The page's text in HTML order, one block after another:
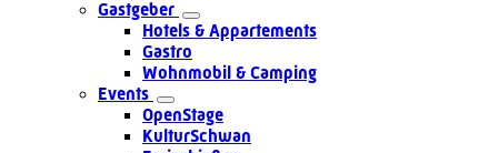
Gastgeber
Hotels & Appartements
Gastro
Wohnmobil & Camping
Events
OpenStage
KulturSchwan